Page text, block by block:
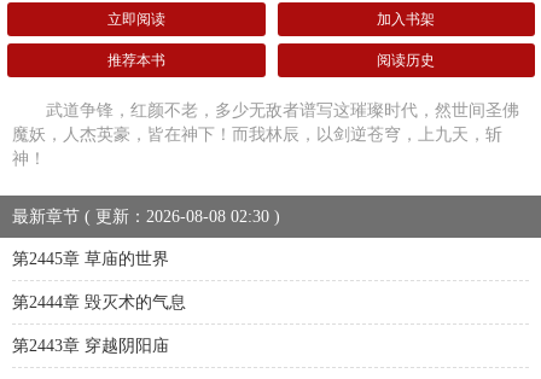
立即阅读 加入书架
推荐本书 阅读历史
武道争锋，红颜不老，多少无敌者谱写这璀璨时代，然世间圣佛
魔妖，人杰英豪，皆在神下！而我林辰，以剑逆苍穹，上九天，斩
神！
最新章节 ( 更新：2026-08-08 02:30 )
第2445章 草庙的世界
第2444章 毁灭术的气息
第2443章 穿越阴阳庙